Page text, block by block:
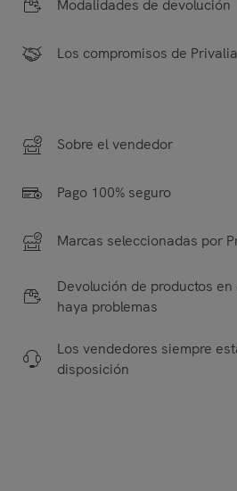
Modalidades de devolución
Los compromisos de Privalia
Sobre el vendedor
Pago 100% seguro
Marcas seleccionadas por
Devolución de productos
haya problemas
Los vendedores siempre
disposición